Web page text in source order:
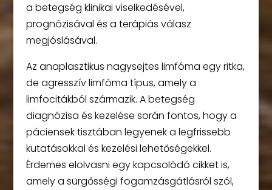
a betegség klinikai viselkedésével,
prognózisával és a terápiás válasz
megjóslásával.
Az anaplasztikus nagysejtes limfóma egy ritka,
de agresszív limfóma típus, amely a
limfocitákból származik. A betegség
diagnózisa és kezelése során fontos, hogy a
páciensek tisztában legyenek a legfrissebb
kutatásokkal és kezelési lehetőségekkel.
Érdemes elolvasni egy kapcsolódó cikket is,
amely a sürgősségi fogamzásgátlásról szól,